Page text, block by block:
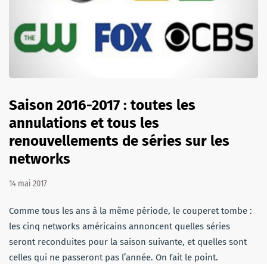
Saison 2016-2017 : toutes les
annulations et tous les
renouvellements de séries sur les
networks
14 mai 2017
Comme tous les ans à la même période, le couperet tombe :
les cinq networks américains annoncent quelles séries
seront reconduites pour la saison suivante, et quelles sont
celles qui ne passeront pas l’année. On fait le point.